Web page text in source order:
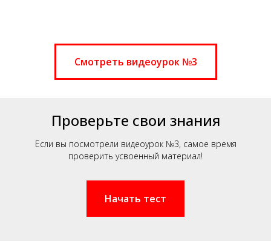
Смотреть видеоурок №3
Проверьте свои знания
Если вы посмотрели видеоурок №3, самое время
проверить усвоенный материал!
Начать тест